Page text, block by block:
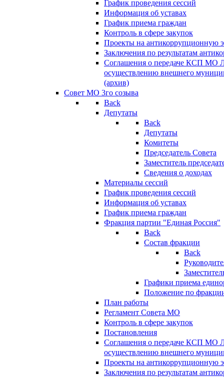
График проведения сессий
Информация об уставах
График приема граждан
Контроль в сфере закупок
Проекты на антикоррупционную
Заключения по результатам
Соглашения о передаче КСП МО
осуществлению внешнего
(архив)
Совет МО 3го созыва
Back
Депутаты
Back
Депутаты
Комитеты
Председатель Совета
Заместитель
Сведения о доходах
Материалы сессий
График проведения сессий
Информация об уставах
График приема граждан
Фракция партии "Единая Россия"
Back
Состав фракции
Back
Графики приема
Положение по
План работы
Регламент Совета МО
Контроль в сфере закупок
Постановления
Соглашения о передаче КСП МО
осуществлению внешнего
Проекты на антикоррупционную
Заключения по результатам